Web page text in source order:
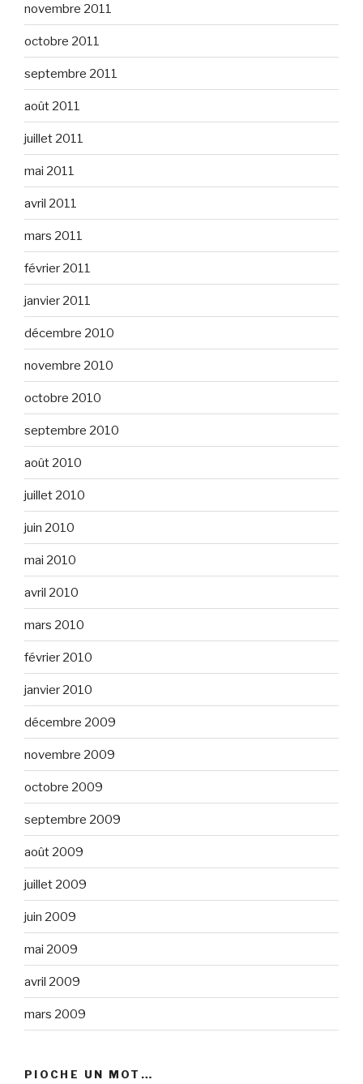
novembre 2011
octobre 2011
septembre 2011
août 2011
juillet 2011
mai 2011
avril 2011
mars 2011
février 2011
janvier 2011
décembre 2010
novembre 2010
octobre 2010
septembre 2010
août 2010
juillet 2010
juin 2010
mai 2010
avril 2010
mars 2010
février 2010
janvier 2010
décembre 2009
novembre 2009
octobre 2009
septembre 2009
août 2009
juillet 2009
juin 2009
mai 2009
avril 2009
mars 2009
PIOCHE UN MOT…